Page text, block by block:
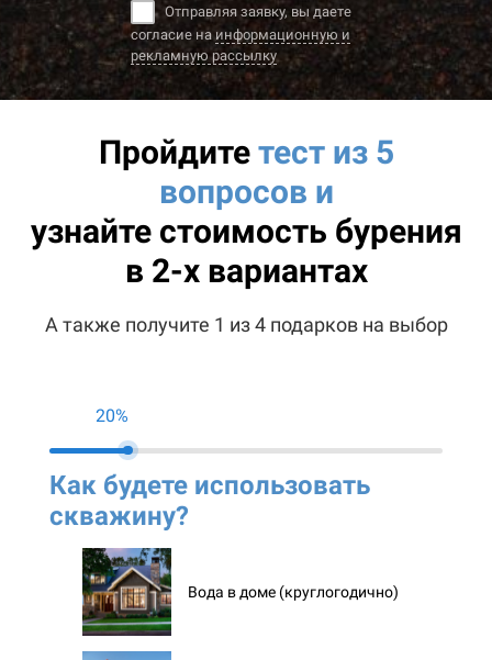
Отправляя заявку, вы даете
согласие наинформационную и
рекламную рассылку
Пройдитетест из 5
вопросов и
узнайте стоимость бурения
в 2-х вариантах
А также получите 1 из 4 подарков на выбор
20%
Как будете использовать
скважину?
Вода в доме (круглогодично)